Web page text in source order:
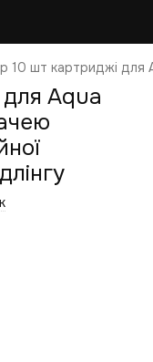
10 шт картриджі для
Aqua